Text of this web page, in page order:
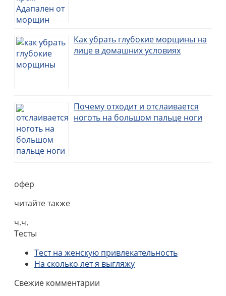
Как убрать глубокие морщины на
лице в домашних условиях
Почему отходит и отслаивается
ноготь на большом пальце ноги
офер
читайте также
ч.ч.
Тесты
Тест на женскую привлекательность
На сколько лет я выгляжу
Свежие комментарии